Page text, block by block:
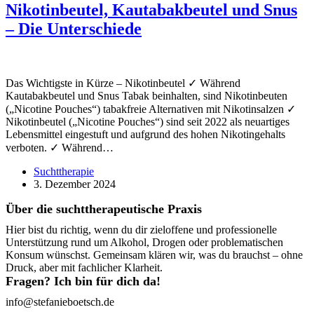
Nikotinbeutel, Kautabakbeutel und Snus
– Die Unterschiede
Das Wichtigste in Kürze – Nikotinbeutel ✓ Während
Kautabakbeutel und Snus Tabak beinhalten, sind Nikotinbeuten
(„Nicotine Pouches“) tabakfreie Alternativen mit Nikotinsalzen ✓
Nikotinbeutel („Nicotine Pouches“) sind seit 2022 als neuartiges
Lebensmittel eingestuft und aufgrund des hohen Nikotingehalts
verboten. ✓ Während…
Suchttherapie
3. Dezember 2024
Über die suchttherapeutische Praxis
Hier bist du richtig, wenn du dir zieloffene und professionelle
Unterstützung rund um Alkohol, Drogen oder problematischen
Konsum wünschst. Gemeinsam klären wir, was du brauchst – ohne
Druck, aber mit fachlicher Klarheit.
Fragen? Ich bin für dich da!
info@stefanieboetsch.de